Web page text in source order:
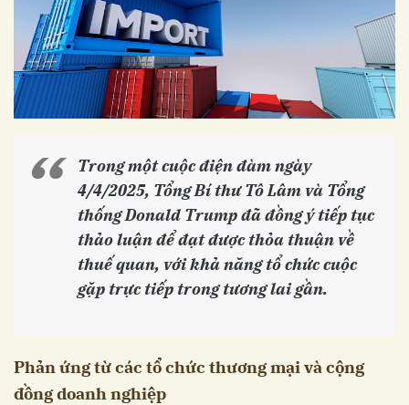
Trong một cuộc điện đàm ngày
4/4/2025, Tổng Bí thư Tô Lâm và Tổng
thống Donald Trump đã đồng ý tiếp tục
thảo luận để đạt được thỏa thuận về
thuế quan, với khả năng tổ chức cuộc
gặp trực tiếp trong tương lai gần. ​
Phản ứng từ các tổ chức thương mại và cộng
đồng doanh nghiệp